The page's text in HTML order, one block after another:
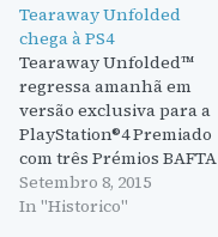
Tearaway Unfolded
chega à PS4
Tearaway Unfolded™
regressa amanhã em
versão exclusiva para a
PlayStation®4 Premiado
com três Prémios BAFTA
na sua versão PSVita™,
Tearaway chega à PS4™
Setembro 8, 2015
In "Historico"